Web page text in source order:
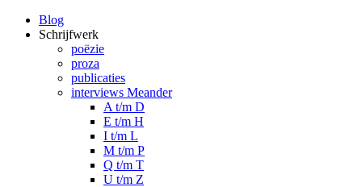
Blog
Schrijfwerk
poëzie
proza
publicaties
interviews Meander
A t/m D
E t/m H
I t/m L
M t/m P
Q t/m T
U t/m Z